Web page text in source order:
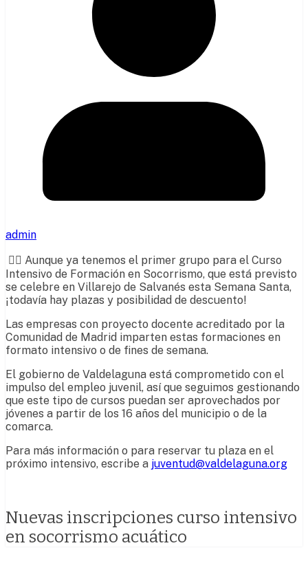
admin
🏊‍♂️ Aunque ya tenemos el primer grupo para el Curso
Intensivo de Formación en Socorrismo, que está previsto
se celebre en Villarejo de Salvanés esta Semana Santa,
¡todavía hay plazas y posibilidad de descuento!
Las empresas con proyecto docente acreditado por la
Comunidad de Madrid imparten estas formaciones en
formato intensivo o de fines de semana.
El gobierno de Valdelaguna está comprometido con el
impulso del empleo juvenil, así que seguimos gestionando
que este tipo de cursos puedan ser aprovechados por
jóvenes a partir de los 16 años del municipio o de la
comarca.
Para más información o para reservar tu plaza en el
próximo intensivo, escribe a juventud@valdelaguna.org
Nuevas inscripciones curso intensivo
en socorrismo acuático